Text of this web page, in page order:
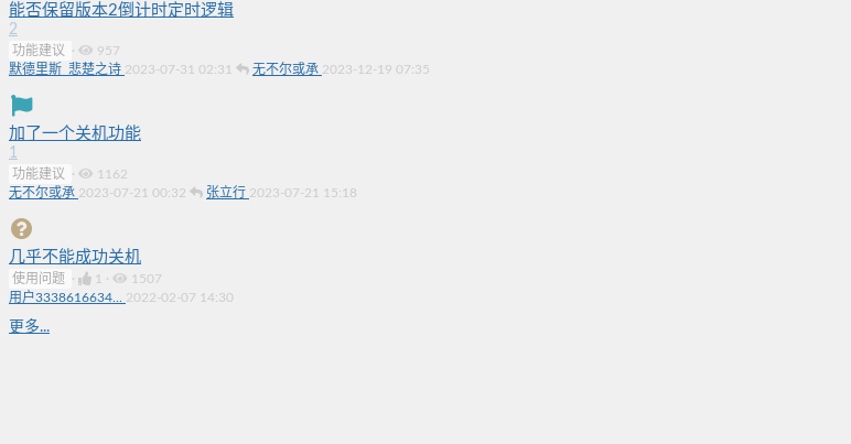
能否保留版本2倒计时定时逻辑
2
功能建议 ·
957
默德里斯_悲楚之诗 2023-07-31 02:31 无不尔或承 2023-12-19 07:35
加了一个关机功能
1
功能建议 ·
1162
无不尔或承 2023-07-21 00:32 张立行 2023-07-21 15:18
几乎不能成功关机
使用问题 · 1 ·
1507
用户3338616634... 2022-02-07 14:30
更多...